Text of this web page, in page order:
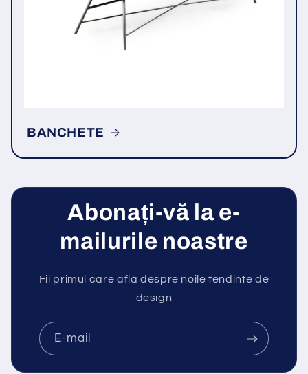
BANCHETE
Abonați-vă la e-
mailurile noastre
Fii primul care află despre noile tendinte de
design
E-mail